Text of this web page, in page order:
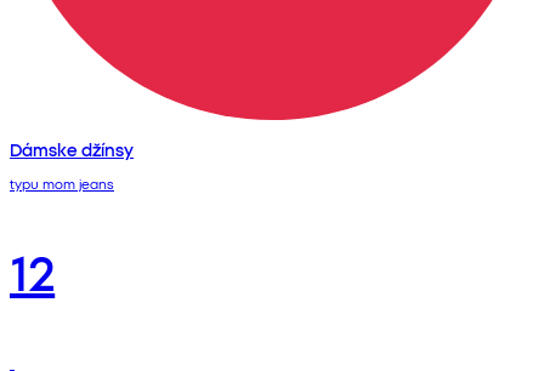
Dámske džínsy
typu mom jeans
12